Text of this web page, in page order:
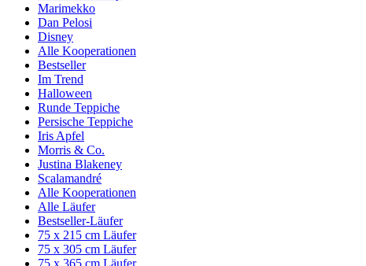
Marimekko
Dan Pelosi
Disney
Alle Kooperationen
Bestseller
Im Trend
Halloween
Runde Teppiche
Persische Teppiche
Iris Apfel
Morris & Co.
Justina Blakeney
Scalamandré
Alle Kooperationen
Alle Läufer
Bestseller-Läufer
75 x 215 cm Läufer
75 x 305 cm Läufer
75 x 365 cm Läufer